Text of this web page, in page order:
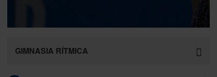
GIMNASIA RÍTMICA